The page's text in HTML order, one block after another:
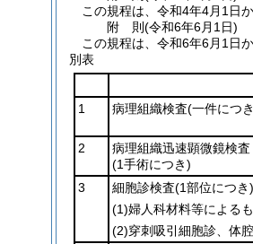
この規程は、令和4年4月1日
附 則(令和6年6月1日)
この規程は、令和6年6月1日
別表
1
病理組織検査(一件につ
2
病理組織迅速顕微鏡検査
(1手術につき)
3 細胞診検査(1部位につき)
(1)婦人科材料等による
(2)穿刺吸引細胞診、体